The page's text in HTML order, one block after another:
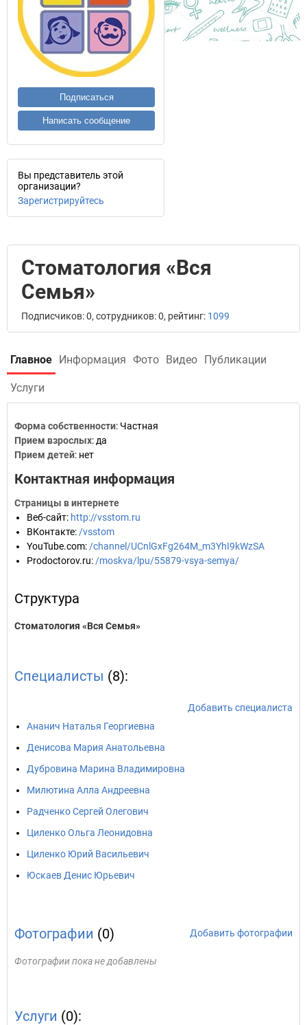
Подписаться
Написать сообщение
Вы представитель этой
организации?
Зарегистрируйтесь
Стоматология «Вся
Семья»
Подписчиков: 0, сотрудников: 0, рейтинг: 1099
Главное Информация Фото Видео Публикации
Услуги
Форма собственности: Частная
Прием взрослых: да
Прием детей: нет
Контактная информация
Страницы в интернете
Веб-сайт: http://vsstom.ru
ВКонтакте: /vsstom
YouTube.com: /channel/UCnlGxFg264M_m3YhI9kWzSA
Prodoctorov.ru: /moskva/lpu/55879-vsya-semya/
Структура
Стоматология «Вся Семья»
Специалисты (8):
Добавить специалиста
Ананич Наталья Георгиевна
Денисова Мария Анатольевна
Дубровина Марина Владимировна
Милютина Алла Андреевна
Радченко Сергей Олегович
Циленко Ольга Леонидовна
Циленко Юрий Васильевич
Юскаев Денис Юрьевич
Фотографии (0) Добавить фотографии
Фотографии пока не добавлены
Услуги (0):